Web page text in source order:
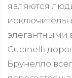
являются
Cucinelli
Брунелло